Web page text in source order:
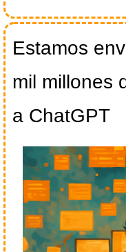
Estamos
mil millones
a ChatGPT